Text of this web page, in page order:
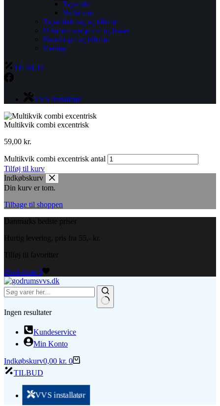
Tagrender
Nedløbsrør
Taginddækning og tilbehør
Udendørs vandposter og bruser
Haveslanger og tilbehør
Værktøj
TILBUD
VVS installatør
Multikvik combi excentrisk
59,00 kr.
Multikvik combi excentrisk antal
Tilføj til kurv
Indkøbskurv
Din kurv er tom.
Tilbage til shoppen
Danmarks bedste priser
Hurtig levering, pris fra 55,- kr.
Tilføj til favoritter
Ønskeliste 0
Ingen resultater
Kundeservice
Min Konto
Indkøbskurv0,00 kr. 0
TILBUD
VVS installatør